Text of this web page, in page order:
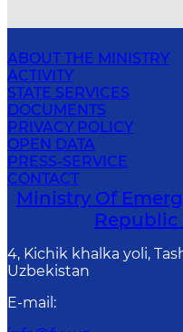
ABOUT THE MINISTRY
ACTIVITY
STATE SERVICES
DOCUMENTS
PRIVACY POLICY
OPEN DATA
PRESS-SERVICE
CONTACT
Ministry Of
Republic
4, Kichik khalka yoli,
Uzbekistan
E-mail :